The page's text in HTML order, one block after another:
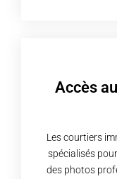
Accès
Les courtiers
spécialisés
des photos